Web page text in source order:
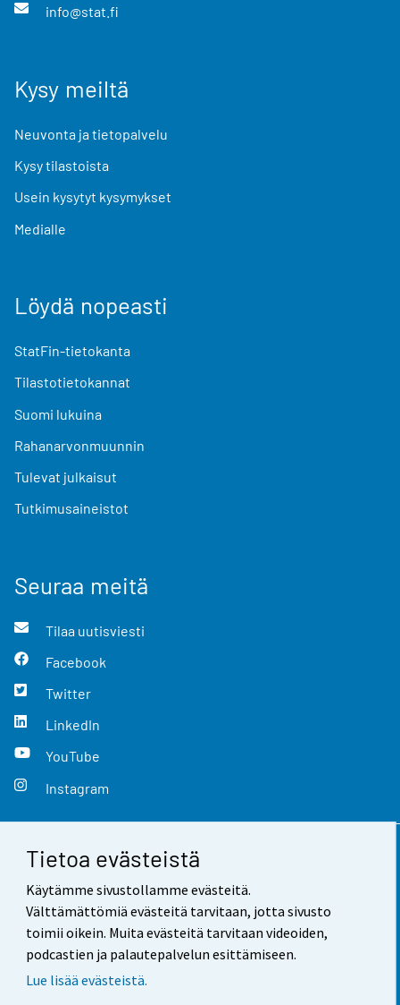
Tietoa evästeistä
Käytämme sivustollamme evästeitä.
Välttämättömiä evästeitä tarvitaan, jotta sivusto
toimii oikein. Muita evästeitä tarvitaan videoiden,
podcastien ja palautepalvelun esittämiseen.
Lue lisää evästeistä.
info@stat.fi
Kysy meiltä
Neuvonta ja tietopalvelu
Kysy tilastoista
Usein kysytyt kysymykset
Medialle
Löydä nopeasti
StatFin-tietokanta
Tilastotietokannat
Suomi lukuina
Rahanarvonmuunnin
Tulevat julkaisut
Tutkimusaineistot
Seuraa meitä
Tilaa uutisviesti
Facebook
Twitter
LinkedIn
YouTube
Instagram
Yhteystiedot
Palaute
Käyttöehdot